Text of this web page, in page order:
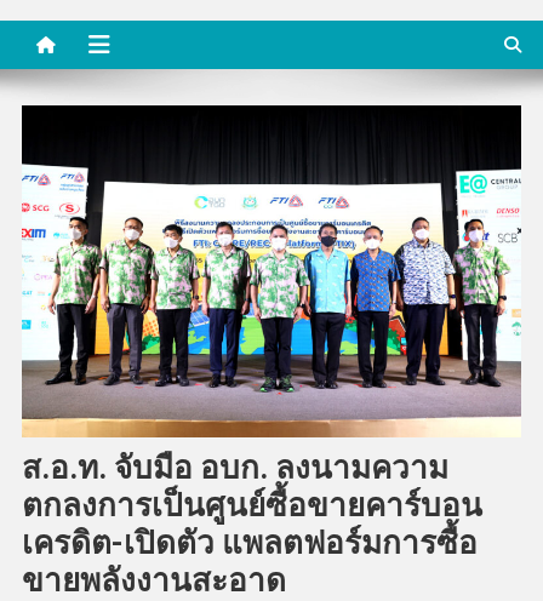
ส.อ.ท. จับมือ อบก. ลงนามความ
ตกลงการเป็นศูนย์ซื้อขายคาร์บอน
เครดิต-เปิดตัว แพลตฟอร์มการซื้อ
ขายพลังงานสะอาด